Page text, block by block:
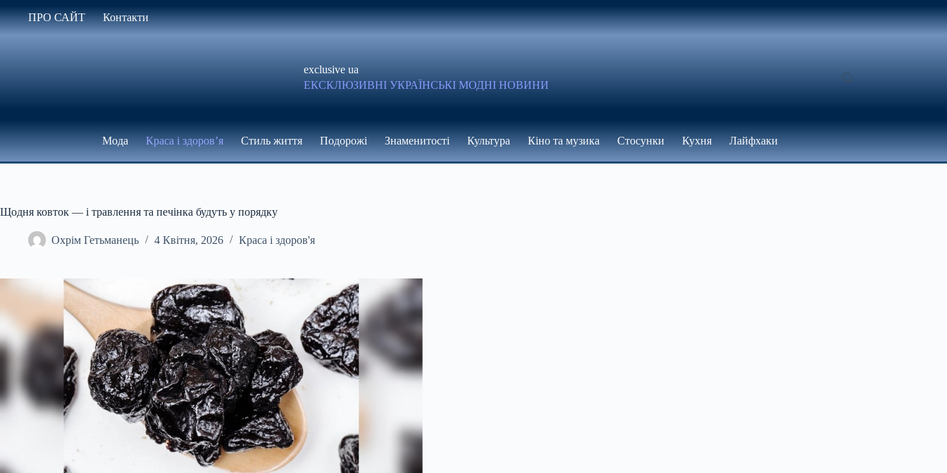
до
вмісту
ПРО САЙТ Контакти
exclusive ua
ЕКСКЛЮЗИВНІ УКРАЇНСЬКІ МОДНІ НОВИНИ
Мода Краса і здоров’я Стиль життя Подорожі Знаменитості Культура Кіно та музика Стосунки Кухня Лайфхаки
Щодня ковток — і травлення та печінка будуть у порядку
Охрім Гетьманець 4 Квітня, 2026 Краса і здоров'я